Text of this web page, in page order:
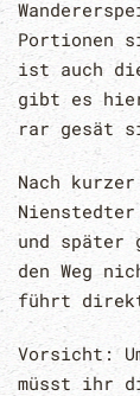
Portionen
ist auch die
gibt es
rar gesät
Nach
und später
den Weg
führt
Vorsicht:
müsst ihr